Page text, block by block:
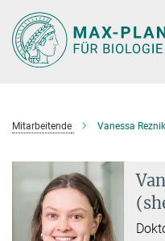
Hauptinhalt
Mitarbeitende Vanessa